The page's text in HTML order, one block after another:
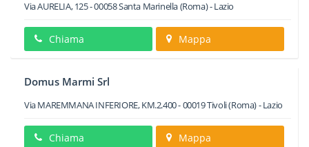
Via AURELIA, 125-00058Santa Marinella(Roma) -Lazio
Chiama Mappa
Domus Marmi Srl
Via MAREMMANA INFERIORE, KM.2.400-00019Tivoli(Roma) -Lazio
Chiama Mappa